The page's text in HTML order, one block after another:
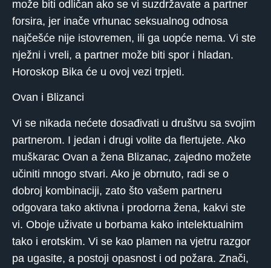
može biti odličan ako se vi suzdržavate a partner
forsira, jer inače vrhunac seksualnog odnosa
najčešće nije istovremen, ili ga uopće nema. Vi ste
nježni i vreli, a partner može biti spor i hladan.
Horoskop Bika će u ovoj vezi trpjeti.
Ovan i Blizanci
Vi se nikada nećete dosađivati ​​u društvu sa svojim
partnerom. I jedan i drugi volite da flertujete. Ako
muškarac Ovan a žena Blizanac, zajedno možete
učiniti mnogo stvari. Ako je obrnuto, radi se o
dobroj kombinaciji, zato što vašem partneru
odgovara tako aktivna i prodorna žena, kakvi ste
vi. Oboje uživate u borbama kako intelektualnim
tako i erotskim. Vi se kao plamen na vjetru razgor
pa ugasite, a postoji opasnost i od požara. Znači,